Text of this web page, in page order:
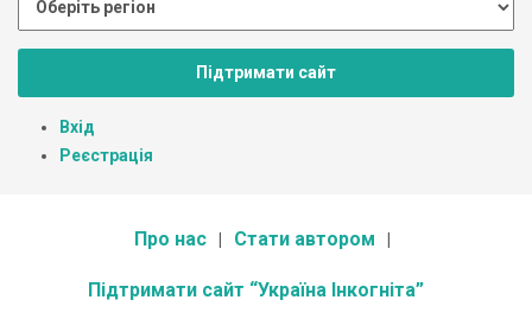
Підтримати сайт
Вхід
Реєстрація
Про нас Стати автором
Підтримати сайт “Україна Інкогніта”